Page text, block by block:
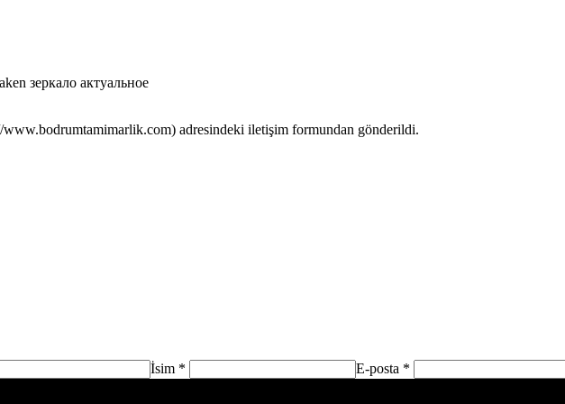
зеркало актуальное
adresindeki iletişim formundan gönderildi.
İsim * E-posta *